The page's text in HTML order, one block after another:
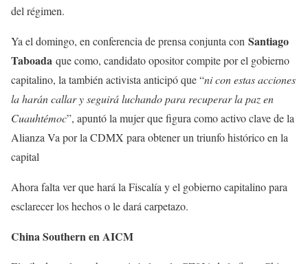
del régimen.
Ya el domingo, en conferencia de prensa conjunta con Santiago
Taboada que como, candidato opositor compite por el gobierno
capitalino, la también activista anticipó que “ni con estas acciones
la harán callar y seguirá luchando para recuperar la paz en
Cuauhtémoc”, apuntó la mujer que figura como activo clave de la
Alianza Va por la CDMX para obtener un triunfo histórico en la
capital
Ahora falta ver que hará la Fiscalía y el gobierno capitalino para
esclarecer los hechos o le dará carpetazo.
China Southern en AICM